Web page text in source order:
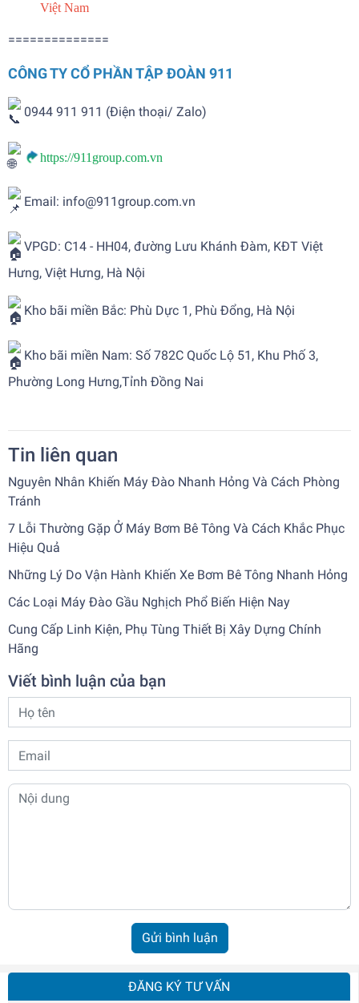
ĐĂNG KÝ TƯ VẤN
Việt Nam
==============
CÔNG TY CỔ PHẦN TẬP ĐOÀN 911
0944 911 911 (Điện thoại/ Zalo)
https://911group.com.vn
Email: info@911group.com.vn
VPGD: C14 - HH04, đường Lưu Khánh Đàm, KĐT Việt
Hưng, Việt Hưng, Hà Nội
Kho bãi miền Bắc: Phù Dực 1, Phù Đổng, Hà Nội
Kho bãi miền Nam: Số 782C Quốc Lộ 51, Khu Phố 3,
Phường Long Hưng,Tỉnh Đồng Nai
Tin liên quan
Nguyên Nhân Khiến Máy Đào Nhanh Hỏng Và Cách Phòng
Tránh
7 Lỗi Thường Gặp Ở Máy Bơm Bê Tông Và Cách Khắc Phục
Hiệu Quả
Những Lý Do Vận Hành Khiến Xe Bơm Bê Tông Nhanh Hỏng
Các Loại Máy Đào Gầu Nghịch Phổ Biến Hiện Nay
Cung Cấp Linh Kiện, Phụ Tùng Thiết Bị Xây Dựng Chính
Hãng
Viết bình luận của bạn
Gửi bình luận